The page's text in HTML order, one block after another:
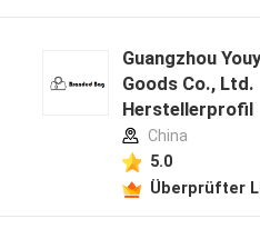
Guangzhou
Goods Co., Ltd.
Herstellerprofil
China
5.0
Überprüfter